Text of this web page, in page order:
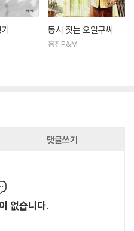
동시 짓는 오일구씨
홍진P&M
댓글쓰기
없습니다.